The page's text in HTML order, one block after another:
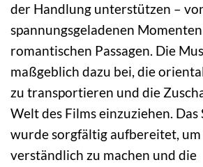
der Handlung unterstützen –
spannungsgeladenen
romantischen Passagen. Die
maßgeblich dazu bei, die
zu transportieren und die
Welt des Films einzuziehen. Das
wurde sorgfältig aufbereitet,
verständlich zu machen und die